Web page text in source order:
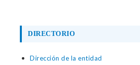
DIRECTORIO
Dirección de la entidad